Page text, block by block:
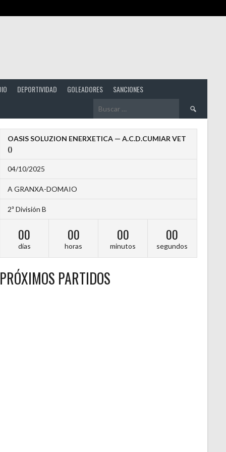
DEPORTIVIDAD GOLEADORES SANCIONES
Buscar:
OASIS SOLUZION ENERXETICA — A.C.D.CUMIAR VET
()
04/10/2025
A GRANXA-DOMAIO
2ª División B
00
días
00
horas
00
minutos
00
segundos
PRÓXIMOS PARTIDOS